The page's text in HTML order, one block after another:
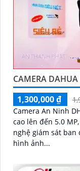
CAMERA
1,300,000 ₫
Camera An Ninh
cao lên đến 5.0 MP,
nghệ giám sát ban
hình ảnh...